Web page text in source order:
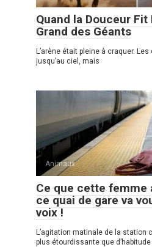
Quand la Douceur
Grand des Géants
L’arène était pleine à craquer.
jusqu’au ciel, mais
Animaux
Ce que cette femme
ce quai de gare va
voix !
L’agitation matinale de la station
plus étourdissante que d’habitude